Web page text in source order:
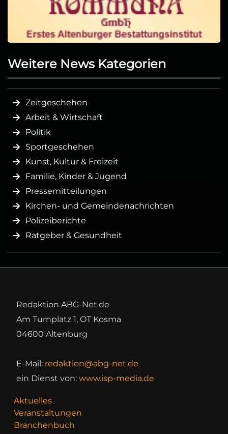
Weitere News Kategorien
Zeitgeschehen
Arbeit & Wirtschaft
Politik
Sportgeschehen
Kunst, Kultur & Freizeit
Familie, Kinder & Jugend
Pressemitteilungen
Kirchen- und Gemeindenachrichten
Polizeiberichte
Ratgeber & Gesundheit
Redaktion ABG-Net.de
Am Turnplatz 1, OT Kosma
04600 Altenburg
E-Mail: redaktion@abg-net.de
ein Dienst von: www.isp-media.de
Aktuelles
Veranstaltungen
Branchenbuch